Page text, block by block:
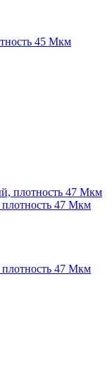
45 Мкм
47 Мкм
47 Мкм